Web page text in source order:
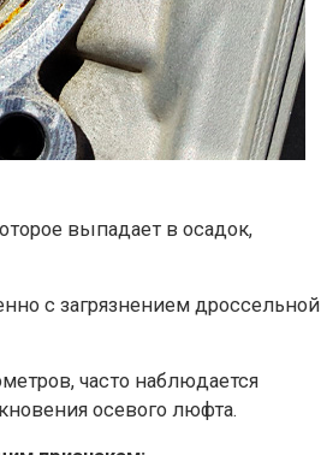
выпадает в осадок,
с загрязнением дроссельной
часто наблюдается
осевого люфта.